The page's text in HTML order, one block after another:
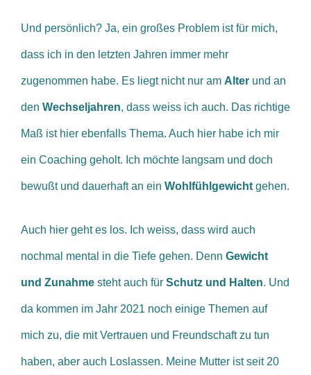
Und persönlich? Ja, ein großes Problem ist für mich,
dass ich in den letzten Jahren immer mehr
zugenommen habe. Es liegt nicht nur am Alter und an
den Wechseljahren, dass weiss ich auch. Das richtige
Maß ist hier ebenfalls Thema. Auch hier habe ich mir
ein Coaching geholt. Ich möchte langsam und doch
bewußt und dauerhaft an ein Wohlfühlgewicht gehen.
Auch hier geht es los. Ich weiss, dass wird auch
nochmal mental in die Tiefe gehen. Denn Gewicht
und Zunahme steht auch für Schutz und Halten. Und
da kommen im Jahr 2021 noch einige Themen auf
mich zu, die mit Vertrauen und Freundschaft zu tun
haben, aber auch Loslassen. Meine Mutter ist seit 20